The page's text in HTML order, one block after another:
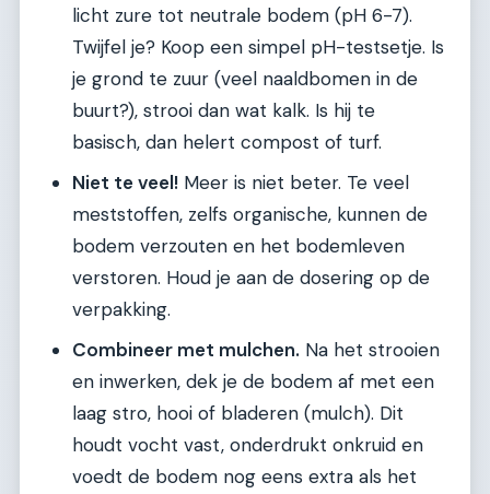
licht zure tot neutrale bodem (pH 6-7).
Twijfel je? Koop een simpel pH-testsetje. Is
je grond te zuur (veel naaldbomen in de
buurt?), strooi dan wat kalk. Is hij te
basisch, dan helert compost of turf.
Niet te veel! Meer is niet beter. Te veel
meststoffen, zelfs organische, kunnen de
bodem verzouten en het bodemleven
verstoren. Houd je aan de dosering op de
verpakking.
Combineer met mulchen. Na het strooien
en inwerken, dek je de bodem af met een
laag stro, hooi of bladeren (mulch). Dit
houdt vocht vast, onderdrukt onkruid en
voedt de bodem nog eens extra als het